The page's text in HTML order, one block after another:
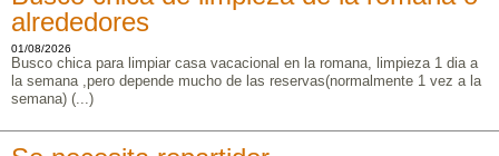
alrededores
01/08/2026
Busco chica para limpiar casa vacacional en la romana, limpieza 1 dia a
la semana ,pero depende mucho de las reservas(normalmente 1 vez a la
semana) (...)